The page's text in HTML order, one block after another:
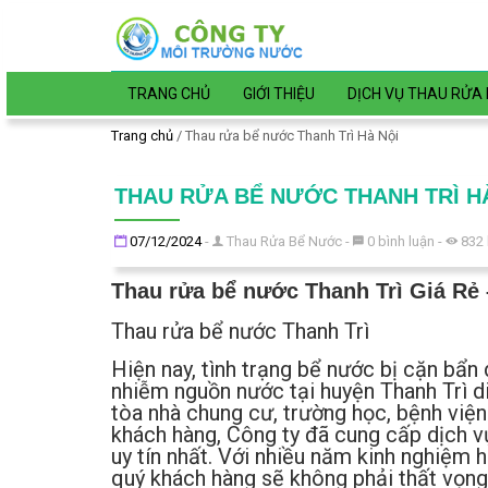
Đến nội dung chính
TRANG CHỦ GIỚI THIỆU DỊCH VỤ THAU RỬA
Trang chủ / Thau rửa bể nước Thanh Trì Hà Nội
THAU RỬA BỂ NƯỚC THANH TRÌ
Đăng ngày
07/12/2024 - Thau Rửa Bể Nước - 0 bình luận - 832
Thau rửa bể nước Thanh Trì Giá Rẻ
Thau rửa bể nước Thanh Trì
Hiện nay, tình trạng bể nước bị cặn
nhiễm nguồn nước tại huyện Thanh Trì
tòa nhà chung cư, trường học, bệnh
khách hàng, Công ty đã cung cấp dịch
uy tín nhất. Với nhiều năm kinh
quý khách hàng sẽ không phải thất